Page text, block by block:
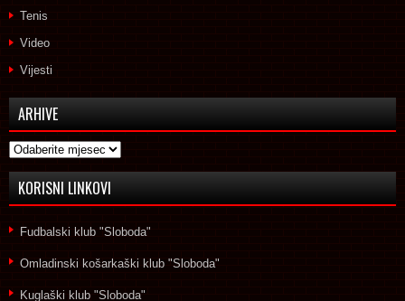
Tenis
Video
Vijesti
ARHIVE
Arhive
KORISNI LINKOVI
Fudbalski klub "Sloboda"
Omladinski košarkaški klub "Sloboda"
Kuglaški klub "Sloboda"